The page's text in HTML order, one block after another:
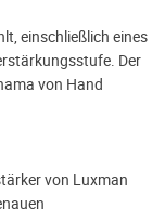
einschließlich eines
Der
von Hand
von Luxman